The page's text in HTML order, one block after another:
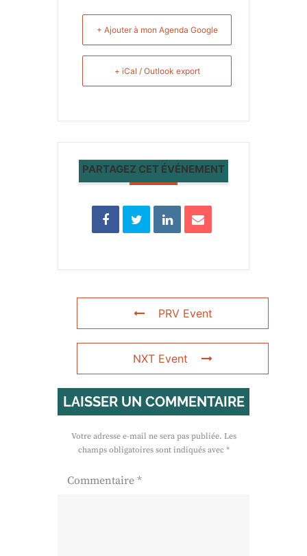
+ Ajouter à mon Agenda Google
+ iCal / Outlook export
PARTAGEZ CET ÉVÉNEMENT
PRV Event
NXT Event
LAISSER UN COMMENTAIRE
Votre adresse e-mail ne sera pas publiée. Les
champs obligatoires sont indiqués avec *
Commentaire *